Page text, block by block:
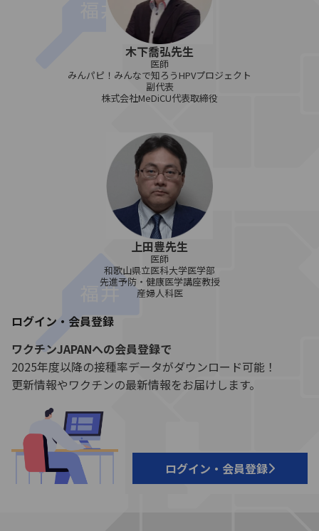
木下喬弘先生
医師
みんパピ！みんなで知ろうHPVプロジェクト
副代表
株式会社MeDiCU代表取締役
上田豊先生
医師
和歌山県立医科大学医学部
先進予防・健康医学講座教授
産婦人科医
ログイン・会員登録
ログイン・会員登録
ワクチンJAPANへの会員登録で
2025年度以降の接種率データがダウンロード可能！
更新情報やワクチンの最新情報をお届けします。